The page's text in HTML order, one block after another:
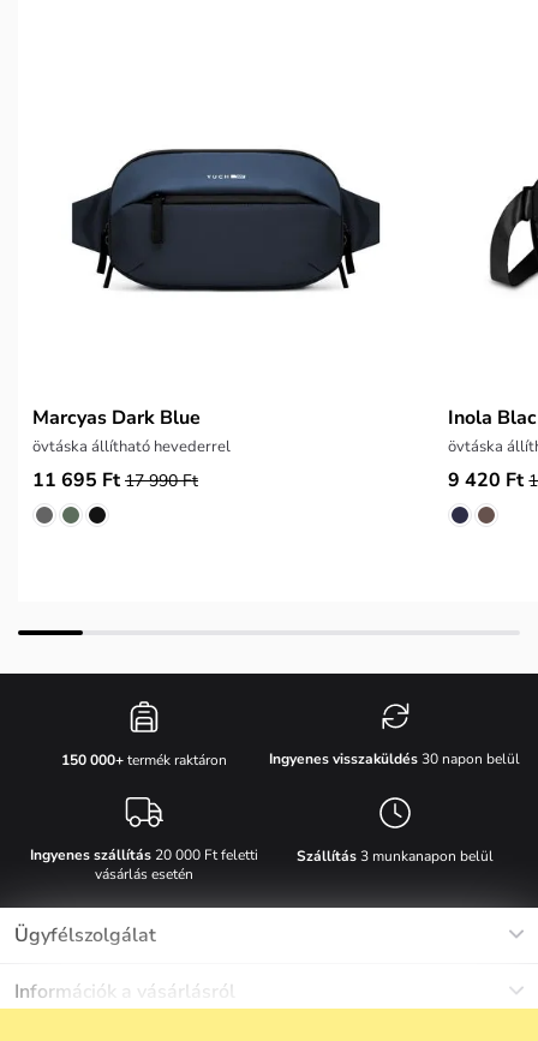
Marcyas Dark Blue
övtáska állítható hevederrel
11 695 Ft 17 990 Ft
Inola
övtáska
9 420 Ft
150 000+termék raktáron Ingyenes visszaküldés30 napon belül
Ingyenes szállítás20 000 Ft feletti
vásárlás esetén
Szállítás3 munkanapon belül
Ügyfélszolgálat
Információk a vásárlásról